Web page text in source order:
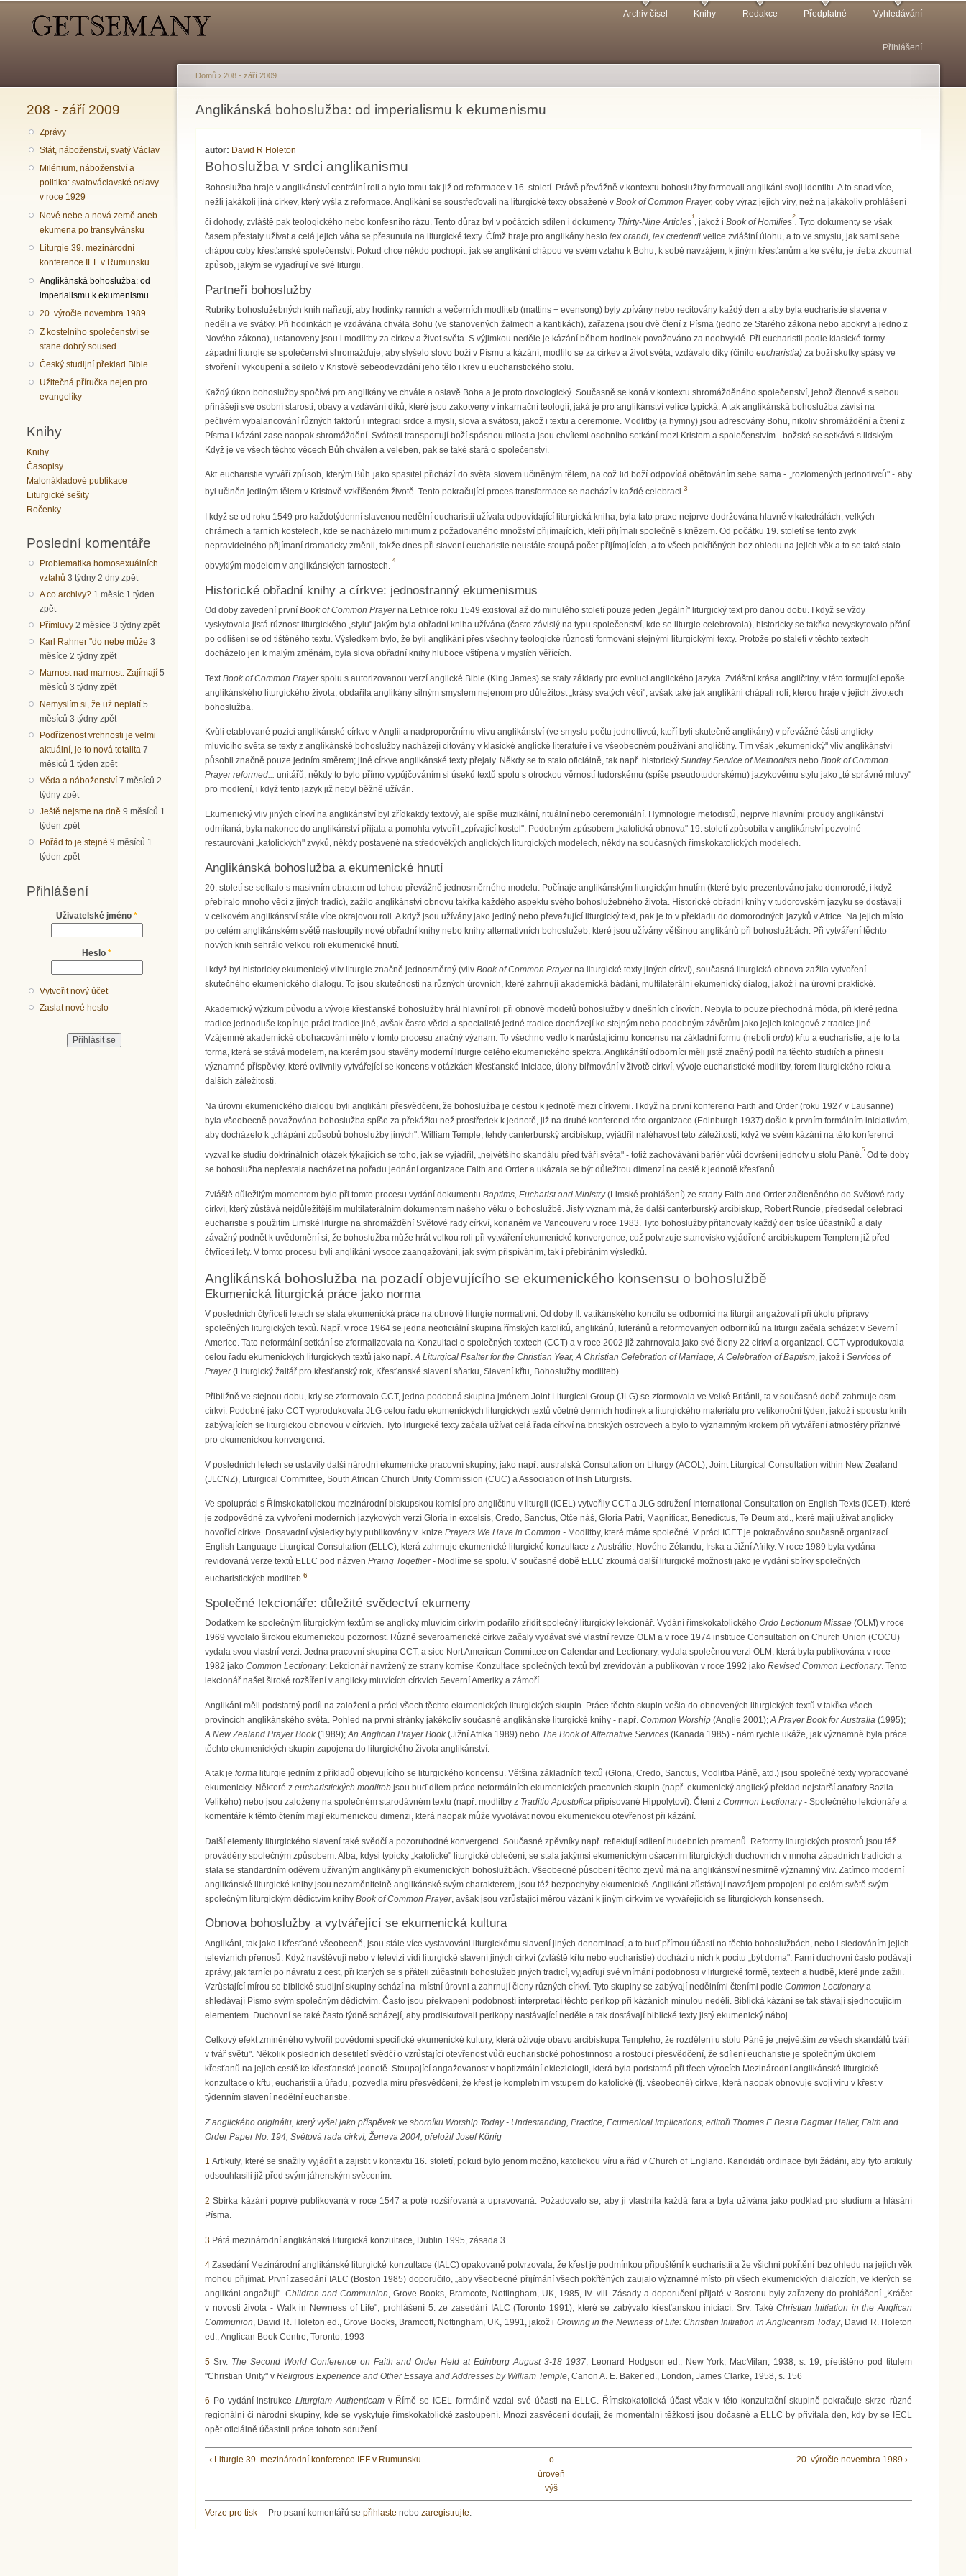
Archiv čísel Knihy Redakce Předplatné Vyhledávání
Přihlášení
208 - září 2009
Zprávy
Stát, náboženství, svatý Václav
Milénium, náboženství a
politika: svatováclavské oslavy
v roce 1929
Nové nebe a nová země aneb
ekumena po transylvánsku
Liturgie 39. mezinárodní
konference IEF v Rumunsku
Anglikánská bohoslužba: od
imperialismu k ekumenismu
20. výročie novembra 1989
Z kostelního společenství se
stane dobrý soused
Český studijní překlad Bible
Užitečná příručka nejen pro
evangelíky
Knihy
Knihy
Časopisy
Malonákladové publikace
Liturgické sešity
Ročenky
Poslední komentáře
Problematika homosexuálních
vztahů 3 týdny 2 dny zpět
A co archivy? 1 měsíc 1 týden
zpět
Přímluvy 2 měsíce 3 týdny zpět
Karl Rahner "do nebe může 3
měsíce 2 týdny zpět
Marnost nad marnost. Zajímají 5
měsíců 3 týdny zpět
Nemyslím si, že už neplatí 5
měsíců 3 týdny zpět
Podřízenost vrchnosti je velmi
aktuální, je to nová totalita 7
měsíců 1 týden zpět
Věda a náboženství 7 měsíců 2
týdny zpět
Ještě nejsme na dně 9 měsíců 1
týden zpět
Pořád to je stejné 9 měsíců 1
týden zpět
Přihlášení
Uživatelské jméno *
Heslo *
Vytvořit nový účet
Zaslat nové heslo
Jste zde
Domů › 208 - září 2009
Anglikánská bohoslužba: od imperialismu k ekumenismu
autor: David R Holeton
Bohoslužba v srdci anglikanismu
Bohoslužba hraje v anglikánství centrální roli a bylo tomu tak již od reformace v 16. století. Právě převážně v kontextu bohoslužby formovali anglikáni svoji identitu. A to snad více,
nežli jakákoli jiná církev, který vyšla z reformace. Anglikáni se soustřeďovali na liturgické texty obsažené vBook of Common Prayer, coby výraz jejich víry, než na jakákoliv prohlášení
či dohody, zvláště pak teologického nebo konfesního rázu. Tento důraz byl v počátcích sdílen i dokumenty Thirty-Nine Articles
1
, jakož iBook of Homilies
2
.Tyto dokumenty se však
časem přestaly užívat a celá jejich váha se přesunula na liturgické texty. Čímž hraje pro anglikány heslolex orandi, lex credendi velice zvláštní úlohu, a to ve smyslu, jak sami sebe
chápou coby křesťanské společenství. Pokud chce někdo pochopit, jak se anglikáni chápou ve svém vztahu k Bohu, k sobě navzájem, k jiným křesťanům a ke světu, je třeba zkoumat
způsob, jakým se vyjadřují ve své liturgii.
Partneři bohoslužby
Rubriky bohoslužebných knih nařizují, aby hodinky ranních a večerních modliteb (mattins + evensong) byly zpívány nebo recitovány každý den a aby byla eucharistie slavena v
neděli a ve svátky. Při hodinkách je vzdávána chvála Bohu (ve stanovených žalmech a kantikách), zařazena jsou dvě čtení z Písma (jedno ze Starého zákona nebo apokryf a jedno z
Nového zákona), ustanoveny jsou i modlitby za církev a život světa. S výjimkou neděle je kázání během hodinek považováno za neobvyklé. Při eucharistii podle klasické formy
západní liturgie se společenství shromažďuje, aby slyšelo slovo boží v Písmu a kázání, modlilo se za církev a život světa, vzdávalo díky (činiloeucharistia) za boží skutky spásy ve
stvoření i vykoupení a sdílelo v Kristově sebeodevzdání jeho tělo i krev u eucharistického stolu.
Každý úkon bohoslužby spočívá pro anglikány ve chvále a oslavě Boha a je proto doxologický. Současně se koná v kontextu shromážděného společenství, jehož členové s sebou
přinášejí své osobní starosti, obavy a vzdávání díků, které jsou zakotveny v inkarnační teologii, jaká je pro anglikánství velice typická. A tak anglikánská bohoslužba závisí na
pečlivém vybalancování různých faktorů i integraci srdce a mysli, slova a svátosti, jakož i textu a ceremonie. Modlitby (a hymny) jsou adresovány Bohu, nikoliv shromáždění a čtení z
Písma i kázáni zase naopak shromáždění. Svátosti transportují boží spásnou milost a jsou chvílemi osobního setkání mezi Kristem a společenstvím - božské se setkává s lidským.
Když je ve všech těchto věcech Bůh chválen a veleben, pak se také stará o společenství.
Akt eucharistie vytváří způsob, kterým Bůh jako spasitel přichází do světa slovem učiněným tělem, na což lid boží odpovídá obětováním sebe sama - „rozlomených jednotlivců" - aby
byl učiněn jediným tělem v Kristově vzkříšeném životě. Tento pokračující proces transformace se nachází v každé celebraci.3
I když se od roku 1549 pro každotýdenní slavenou nedělní eucharistii užívala odpovídající liturgická kniha, byla tato praxe nejprve dodržována hlavně v katedrálách, velkých
chrámech a farních kostelech, kde se nacházelo minimum z požadovaného množství přijímajících, kteří přijímali společně s knězem. Od počátku 19. století se tento zvyk
nepravidelného přijímaní dramaticky změnil, takže dnes při slavení eucharistie neustále stoupá počet přijímajících, a to všech pokřtěných bez ohledu na jejich věk a to se také stalo
obvyklým modelem v anglikánských farnostech.
4
Historické obřadní knihy a církve: jednostranný ekumenismus
Od doby zavedení prvníBook of Common Prayerna Letnice roku 1549 existoval až do minulého století pouze jeden „legální" liturgický text pro danou dobu. I když se vždy
vyskytovala jistá různost liturgického „stylu" jakým byla obřadní kniha užívána (často závislý na typu společenství, kde se liturgie celebrovala), historicky se takřka nevyskytovalo přání
po odlišení se od tištěného textu. Výsledkem bylo, že byli anglikáni přes všechny teologické různosti formováni stejnými liturgickými texty. Protože po staletí v těchto textech
docházelo jen k malým změnám, byla slova obřadní knihy hluboce vštípena v myslích věřících.
TextBook of Common Prayerspolu s autorizovanou verzí anglické Bible (King James) se staly základy pro evoluci anglického jazyka. Zvláštní krása angličtiny, v této formující epoše
anglikánského liturgického života, obdařila anglikány silným smyslem nejenom pro důležitost „krásy svatých věcí", avšak také jak anglikáni chápali roli, kterou hraje v jejich životech
bohoslužba.
Kvůli etablované pozici anglikánské církve v Anglii a nadproporčnímu vlivu anglikánství (ve smyslu počtu jednotlivců, kteří byli skutečně anglikány) v převážné části anglicky
mluvícího světa se texty z anglikánské bohoslužby nacházejí citovány v klasické anglické literatuře i ve všeobecném používání angličtiny. Tím však „ekumenický" vliv anglikánství
působil značně pouze jedním směrem; jiné církve anglikánské texty přejaly. Někdy se to stalo oficiálně, tak např. historickýSunday Service of Methodistsnebo Book of Common
Prayer reformed... unitářů; někdy to bylo přímo vypůjčováním si úseků textů spolu s otrockou věrností tudorskému (spíše pseudotudorskému) jazykovému stylu jako „té správné mluvy"
pro modlení, i když tento jazyk již nebyl běžně užíván.
Ekumenický vliv jiných církví na anglikánství byl zřídkakdy textový, ale spíše muzikální, rituální nebo ceremoniální. Hymnologie metodistů, nejprve hlavními proudy anglikánství
odmítaná, byla nakonec do anglikánství přijata a pomohla vytvořit „zpívající kostel". Podobným způsobem „katolická obnova" 19. století způsobila v anglikánství pozvolné
restaurování „katolických" zvyků, někdy postavené na středověkých anglických liturgických modelech, někdy na současných římskokatolických modelech.
Anglikánská bohoslužba a ekumenické hnutí
20. století se setkalo s masivním obratem od tohoto převážně jednosměrného modelu. Počínaje anglikánským liturgickým hnutím (které bylo prezentováno jako domorodé, i když
přebíralo mnoho věcí z jiných tradic), zažilo anglikánství obnovu takřka každého aspektu svého bohoslužebného života. Historické obřadní knihy v tudorovském jazyku se dostávají
v celkovém anglikánství stále více okrajovou roli. A když jsou užívány jako jediný nebo převažující liturgický text, pak je to v překladu do domorodných jazyků v Africe. Na jejich místo
po celém anglikánském světě nastoupily nové obřadní knihy nebo knihy alternativních bohoslužeb, které jsou užívány většinou anglikánů při bohoslužbách. Při vytváření těchto
nových knih sehrálo velkou roli ekumenické hnutí.
I když byl historicky ekumenický vliv liturgie značně jednosměrný (vlivBook of Common Prayerna liturgické texty jiných církví), současná liturgická obnova zažila vytvoření
skutečného ekumenického dialogu. To jsou skutečnosti na různých úrovních, které zahrnují akademická bádání, multilaterální ekumenický dialog, jakož i na úrovni praktické.
Akademický výzkum původu a vývoje křesťanské bohoslužby hrál hlavní roli při obnově modelů bohoslužby v dnešních církvích. Nebyla to pouze přechodná móda, při které jedna
tradice jednoduše kopíruje práci tradice jiné, avšak často vědci a specialisté jedné tradice docházejí ke stejným nebo podobným závěrům jako jejich kolegové z tradice jiné.
Vzájemné akademické obohacování mělo v tomto procesu značný význam. To všechno vedlo k narůstajícímu koncensu na základní formu (neboliordo) křtu a eucharistie; a je to ta
forma, která se stává modelem, na kterém jsou stavěny moderní liturgie celého ekumenického spektra. Anglikánští odborníci měli jistě značný podíl na těchto studiích a přinesli
významné příspěvky, které ovlivnily vytvářející se koncens v otázkách křesťanské iniciace, úlohy biřmování v životě církví, vývoje eucharistické modlitby, forem liturgického roku a
dalších záležitostí.
Na úrovni ekumenického dialogu byli anglikáni přesvědčeni, že bohoslužba je cestou k jednotě mezi církvemi. I když na první konferenci Faith and Order (roku 1927 v Lausanne)
byla všeobecně považována bohoslužba spíše za překážku než prostředek k jednotě, již na druhé konferenci této organizace (Edinburgh 1937) došlo k prvním formálním iniciativám,
aby docházelo k „chápání způsobů bohoslužby jiných". William Temple, tehdy canterburský arcibiskup, vyjádřil naléhavost této záležitosti, když ve svém kázání na této konferenci
vyzval ke studiu doktrinálních otázek týkajících se toho, jak se vyjádřil, „největšího skandálu před tváří světa" - totiž zachovávání bariér vůči dovršení jednoty u stolu Páně.
5
Od té doby
se bohoslužba nepřestala nacházet na pořadu jednání organizace Faith and Order a ukázala se být důležitou dimenzí na cestě k jednotě křesťanů.
Zvláště důležitým momentem bylo při tomto procesu vydání dokumentuBaptims, Eucharist and Ministry(Limské prohlášení) ze strany Faith and Order začleněného do Světové rady
církví, který zůstává nejdůležitějším multilaterálním dokumentem našeho věku o bohoslužbě. Jistý význam má, že další canterburský arcibiskup, Robert Runcie, předsedal celebraci
eucharistie s použitím Limské liturgie na shromáždění Světové rady církví, konaném ve Vancouveru v roce 1983. Tyto bohoslužby přitahovaly každý den tisíce účastníků a daly
závažný podnět k uvědomění si, že bohoslužba může hrát velkou roli při vytváření ekumenické konvergence, což potvrzuje stanovisko vyjádřené arcibiskupem Templem již před
čtyřiceti lety. V tomto procesu byli anglikáni vysoce zaangažováni, jak svým přispíváním, tak i přebíráním výsledků.
Anglikánská bohoslužba na pozadí objevujícího se ekumenického konsensu o bohoslužbě
Ekumenická liturgická práce jako norma
V posledních čtyřiceti letech se stala ekumenická práce na obnově liturgie normativní. Od doby II. vatikánského koncilu se odborníci na liturgii angažovali při úkolu přípravy
společných liturgických textů. Např. v roce 1964 se jedna neoficiální skupina římských katolíků, anglikánů, luteránů a reformovaných odborníků na liturgii začala scházet v Severní
Americe. Tato neformální setkání se zformalizovala na Konzultaci o společných textech (CCT) a v roce 2002 již zahrnovala jako své členy 22 církví a organizací. CCT vyprodukovala
celou řadu ekumenických liturgických textů jako např.A Liturgical Psalter for the Christian Year, A Christian Celebration of Marriage, A Celebration of Baptism, jakož iServices of
Prayer(Liturgický žaltář pro křesťanský rok, Křesťanské slavení sňatku, Slavení křtu, Bohoslužby modliteb).
Přibližně ve stejnou dobu, kdy se zformovalo CCT, jedna podobná skupina jménem Joint Liturgical Group (JLG) se zformovala ve Velké Británii, ta v současné době zahrnuje osm
církví. Podobně jako CCT vyprodukovala JLG celou řadu ekumenických liturgických textů včetně denních hodinek a liturgického materiálu pro velikonoční týden, jakož i spoustu knih
zabývajících se liturgickou obnovou v církvích. Tyto liturgické texty začala užívat celá řada církví na britských ostrovech a bylo to významným krokem při vytváření atmosféry příznivé
pro ekumenickou konvergenci.
V posledních letech se ustavily další národní ekumenické pracovní skupiny, jako např. australská Consultation on Liturgy (ACOL), Joint Liturgical Consultation within New Zealand
(JLCNZ), Liturgical Committee, South African Church Unity Commission (CUC) a Association of Irish Liturgists.
Ve spolupráci s Římskokatolickou mezinárodní biskupskou komisí pro angličtinu v liturgii (ICEL) vytvořily CCT a JLG sdružení International Consultation on English Texts (ICET), které
je zodpovědné za vytvoření moderních jazykových verzí Gloria in excelsis, Credo, Sanctus, Otče náš, Gloria Patri, Magnificat, Benedictus, Te Deum atd., které mají užívat anglicky
hovořící církve. Dosavadní výsledky byly publikovány v knize Prayers We Have in Common - Modlitby, které máme společné. V práci ICET je pokračováno současně organizací
English Language Liturgical Consultation (ELLC), která zahrnuje ekumenické liturgické konzultace z Austrálie, Nového Zélandu, Irska a Jižní Afriky. V roce 1989 byla vydána
revidovaná verze textů ELLC pod názvenPraing Together- Modlíme se spolu. V současné době ELLC zkoumá další liturgické možnosti jako je vydání sbírky společných
eucharistických modliteb.6
Společné lekcionáře: důležité svědectví ekumeny
Dodatkem ke společným liturgickým textům se anglicky mluvícím církvím podařilo zřídit společný liturgický lekcionář. Vydání římskokatolickéhoOrdo Lectionum Missae(OLM) v roce
1969 vyvolalo širokou ekumenickou pozornost. Různé severoamerické církve začaly vydávat své vlastní revize OLM a v roce 1974 instituce Consultation on Church Union (COCU)
vydala svou vlastní verzi. Jedna pracovní skupina CCT, a sice Nort American Committee on Calendar and Lectionary, vydala společnou verzi OLM, která byla publikována v roce
1982 jako Common Lectionary: Lekcionář navržený ze strany komise Konzultace společných textů byl zrevidován a publikován v roce 1992 jakoRevised Common Lectionary. Tento
lekcionář našel široké rozšíření v anglicky mluvících církvích Severní Ameriky a zámoří.
Anglikáni měli podstatný podíl na založení a práci všech těchto ekumenických liturgických skupin. Práce těchto skupin vešla do obnovených liturgických textů v takřka všech
provincích anglikánského světa. Pohled na první stránky jakékoliv současné anglikánské liturgické knihy - např.Common Worship (Anglie 2001); A Prayer Book for Australia (1995);
A New Zealand Prayer Book(1989);An Anglican Prayer Book(Jižní Afrika 1989) nebo The Book of Alternative Services (Kanada 1985) - nám rychle ukáže, jak významně byla práce
těchto ekumenických skupin zapojena do liturgického života anglikánství.
A tak jeforma liturgie jedním z příkladů objevujícího se liturgického koncensu. Většina základních textů (Gloria, Credo, Sanctus, Modlitba Páně, atd.) jsou společné texty vypracované
ekumenicky. Některé zeucharistických modliteb jsou buď dílem práce neformálních ekumenických pracovních skupin (např. ekumenický anglický překlad nejstarší anafory Bazila
Velikého) nebo jsou založeny na společném starodávném textu (např. modlitby z Traditio Apostolica připisované Hippolytovi). Čtení zCommon Lectionary- Společného lekcionáře a
komentáře k těmto čtením mají ekumenickou dimenzi, která naopak může vyvolávat novou ekumenickou otevřenost při kázání.
Další elementy liturgického slavení také svědčí a pozoruhodné konvergenci. Současné zpěvníky např. reflektují sdílení hudebních pramenů. Reformy liturgických prostorů jsou též
prováděny společným způsobem. Alba, kdysi typicky „katolické" liturgické oblečení, se stala jakýmsi ekumenickým ošacením liturgických duchovních v mnoha západních tradicích a
stala se standardním oděvem užívaným anglikány při ekumenických bohoslužbách. Všeobecné působení těchto zjevů má na anglikánství nesmírně významný vliv. Zatímco moderní
anglikánské liturgické knihy jsou nezaměnitelně anglikánské svým charakterem, jsou též bezpochyby ekumenické. Anglikáni zůstávají navzájem propojeni po celém světě svým
společným liturgickým dědictvím knihyBook of Common Prayer, avšak jsou vzrůstající měrou vázáni k jiným církvím ve vytvářejících se liturgických konsensech.
Obnova bohoslužby a vytvářející se ekumenická kultura
Anglikáni, tak jako i křesťané všeobecně, jsou stále více vystavováni liturgickému slavení jiných denominací, a to buď přímou účastí na těchto bohoslužbách, nebo i sledováním jejich
televizních přenosů. Když navštěvují nebo v televizi vidí liturgické slavení jiných církví (zvláště křtu nebo eucharistie) dochází u nich k pocitu „být doma". Farní duchovní často podávají
zprávy, jak farníci po návratu z cest, při kterých se s přáteli zúčastnili bohoslužeb jiných tradicí, vyjadřují své vnímání podobnosti v liturgické formě, textech a hudbě, které jinde zažili.
Vzrůstající mírou se biblické studijní skupiny schází na místní úrovni a zahrnují členy různých církví. Tyto skupiny se zabývají nedělními čteními podleCommon Lectionarya
shledávají Písmo svým společným dědictvím. Často jsou překvapeni podobností interpretací těchto perikop při kázáních minulou neděli. Biblická kázání se tak stávají sjednocujícím
elementem. Duchovní se také často týdně scházejí, aby prodiskutovali perikopy nastávající neděle a tak dostávají biblické texty jistý ekumenický náboj.
Celkový efekt zmíněného vytvořil povědomí specifické ekumenické kultury, která oživuje obavu arcibiskupa Templeho, že rozdělení u stolu Páně je „největším ze všech skandálů tváří
v tvář světu". Několik posledních desetiletí svědčí o vzrůstající otevřenost vůči eucharistické pohostinnosti a rostoucí přesvědčení, že sdílení eucharistie je společným úkolem
křesťanů na jejich cestě ke křesťanské jednotě. Stoupající angažovanost v baptizmální ekleziologii, která byla podstatná při třech výrocích Mezinárodní anglikánské liturgické
konzultace o křtu, eucharistii a úřadu, pozvedla míru přesvědčení, že křest je kompletním vstupem do katolické (tj. všeobecné) církve, která naopak obnovuje svoji víru v křest v
týdenním slavení nedělní eucharistie.
Z anglického originálu, který vyšel jako příspěvek ve sborníku Worship Today - Undestanding, Practice, Ecumenical Implications, editoři Thomas F. Best a Dagmar Heller, Faith and
Order Paper No. 194, Světová rada církví, Ženeva 2004, přeložil Josef König
1 Artikuly, které se snažily vyjádřit a zajistit v kontextu 16. století, pokud bylo jenom možno, katolickou víru a řád v Church of England. Kandidáti ordinace byli žádáni, aby tyto artikuly
odsouhlasili již před svým jáhenským svěcením.
2 Sbírka kázání poprvé publikovaná v roce 1547 a poté rozšiřovaná a upravovaná. Požadovalo se, aby ji vlastnila každá fara a byla užívána jako podklad pro studium a hlásání
Písma.
3 Pátá mezinárodní anglikánská liturgická konzultace, Dublin 1995, zásada 3.
4 Zasedání Mezinárodní anglikánské liturgické konzultace (IALC) opakovaně potvrzovala, že křest je podmínkou připuštění k eucharistii a že všichni pokřtění bez ohledu na jejich věk
mohou přijímat. První zasedání IALC (Boston 1985) doporučilo, „aby všeobecné přijímání všech pokřtěných zaujalo významné místo při všech ekumenických dialozích, ve kterých se
anglikáni angažují".Children and Communion, Grove Books, Bramcote, Nottingham, UK, 1985, IV. viii. Zásady a doporučení přijaté v Bostonu byly zařazeny do prohlášení „Kráčet
v novosti života - Walk in Newness of Life", prohlášení 5. ze zasedání IALC (Toronto 1991), které se zabývalo křesťanskou iniciací. Srv. TakéChristian Initiation in the Anglican
Communion, David R. Holeton ed., Grove Books, Bramcott, Nottingham, UK, 1991, jakož i Growing in the Newness of Life: Christian Initiation in Anglicanism Today, David R. Holeton
ed., Anglican Book Centre, Toronto, 1993
5 Srv. The Second World Conference on Faith and Order Held at Edinburg August 3-18 1937, Leonard Hodgson ed., New York, MacMilan, 1938, s. 19, přetištěno pod titulem
"Christian Unity" vReligious Experience and Other Essaya and Addresses by William Temple , Canon A. E. Baker ed., London, James Clarke, 1958, s. 156
6 Po vydání instrukceLiturgiam Authenticam v Římě se ICEL formálně vzdal své účasti na ELLC. Římskokatolická účast však v této konzultační skupině pokračuje skrze různé
regionální či národní skupiny, kde se vyskytuje římskokatolické zastoupení. Mnozí zasvěcení doufají, že momentální těžkosti jsou dočasné a ELLC by přivítala den, kdy by se IECL
opět oficiálně účastnil práce tohoto sdružení.
‹ Liturgie 39. mezinárodní konference IEF v Rumunsku
o
úroveň
výš
20. výročie novembra 1989 ›
Verze pro tisk Pro psaní komentářů sepřihlaste nebozaregistrujte.